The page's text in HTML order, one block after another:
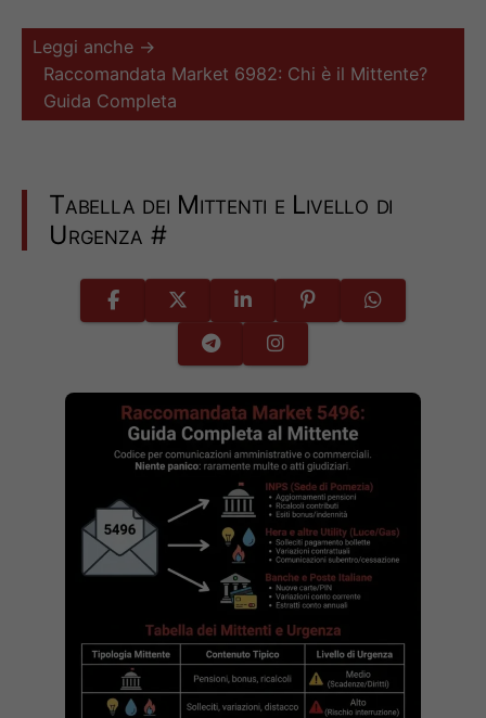
Leggi anche →
Raccomandata Market 6982: Chi è il Mittente?
Guida Completa
Tabella dei Mittenti e Livello di
Urgenza #